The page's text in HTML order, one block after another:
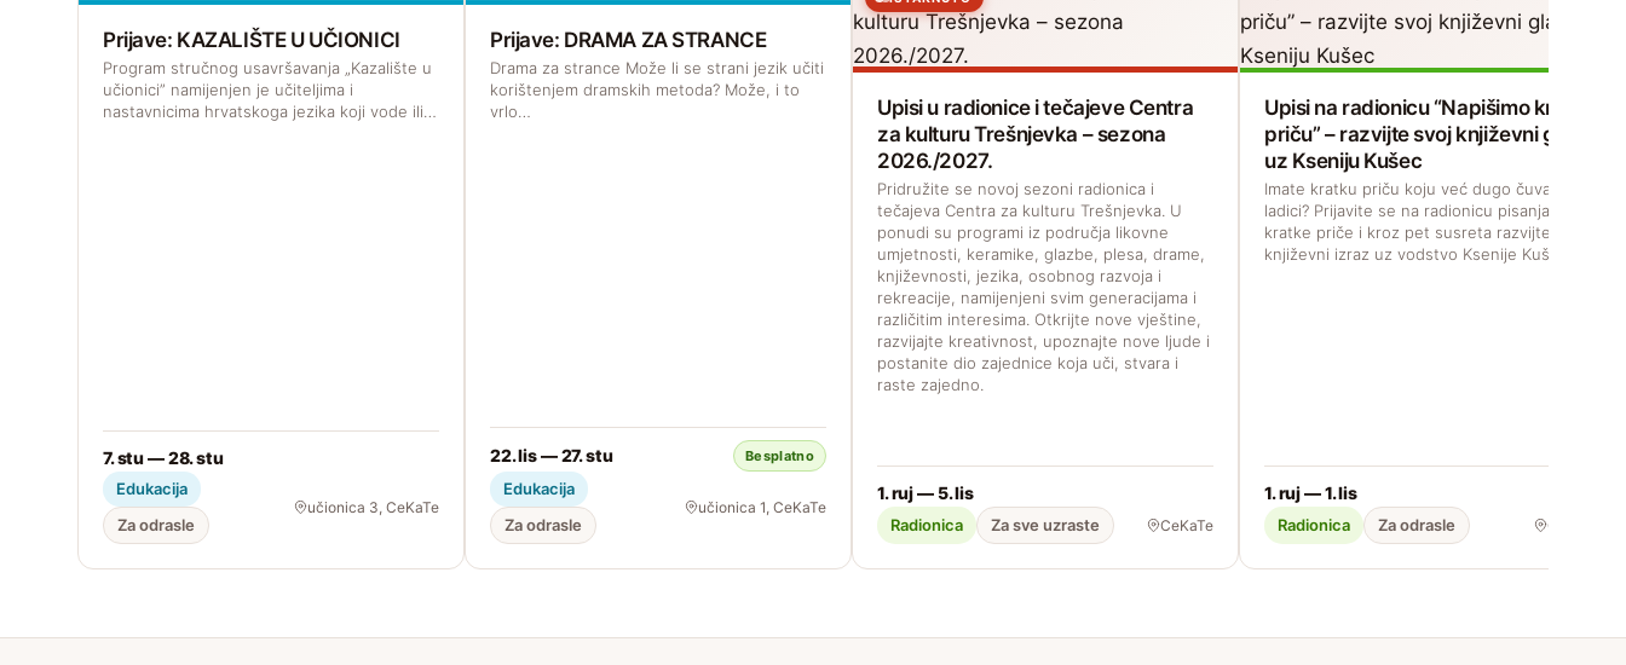
Prijave: KAZALIŠTE U UČIONICI
Program stručnog usavršavanja „Kazalište u
učionici” namijenjen je učiteljima i
nastavnicima hrvatskoga jezika koji vode ili…
7. stu — 28. stu
Edukacija
Za odrasle
učionica 3, CeKaTe
Prijave: DRAMA ZA STRANCE
Drama za strance Može li se strani jezik učiti
korištenjem dramskih metoda? Može, i to
vrlo…
22. lis — 27. stu Besplatno
Edukacija
Za odrasle
učionica 1, CeKaTe
Upisi u radionice i tečajeve Centra
za kulturu Trešnjevka – sezona
2026./2027.
Pridružite se novoj sezoni radionica i
tečajeva Centra za kulturu Trešnjevka. U
ponudi su programi iz područja likovne
umjetnosti, keramike, glazbe, plesa, drame,
književnosti, jezika, osobnog razvoja i
rekreacije, namijenjeni svim generacijama i
različitim interesima. Otkrijte nove vještine,
razvijajte kreativnost, upoznajte nove ljude i
postanite dio zajednice koja uči, stvara i
raste zajedno.
1. ruj — 5. lis
Radionica Za sve uzraste CeKaTe
Upisi na radionicu “Napišimo kratku
priču” – razvijte svoj književni glas
uz Kseniju Kušec
Imate kratku priču koju već dugo čuvate u
ladici? Prijavite se na radionicu pisanja
kratke priče i kroz pet susreta razvijte svoj
književni izraz uz vodstvo Ksenije Kušec.
1. ruj — 1. lis
Radionica Za odrasle CeKaTe